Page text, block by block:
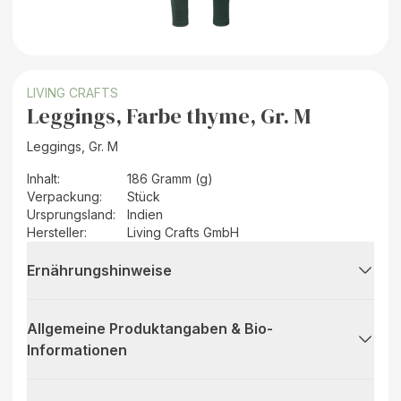
LIVING CRAFTS
Leggings, Farbe thyme, Gr. M
Leggings, Gr. M
Inhalt:
186 Gramm (g)
Verpackung:
Stück
Ursprungsland:
Indien
Hersteller: Living Crafts GmbH
Ernährungshinweise
Allgemeine Produktangaben & Bio-
Informationen